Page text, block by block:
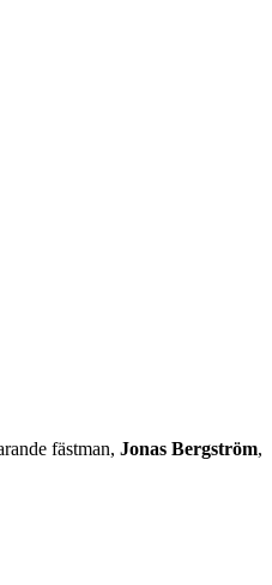
fästman, Jonas Bergström,